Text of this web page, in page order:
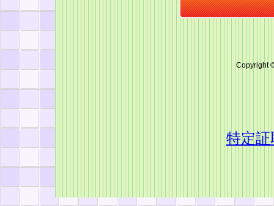
Copyright
特定